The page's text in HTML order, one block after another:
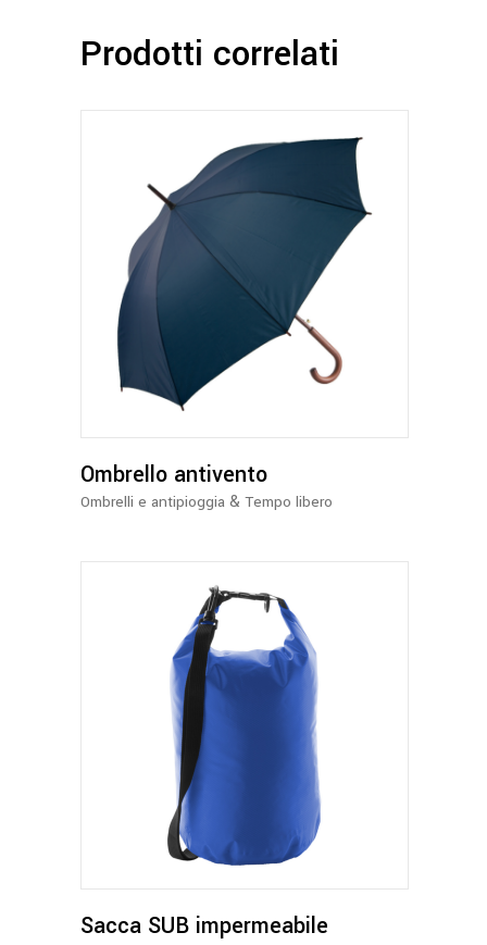
Prodotti correlati
Questo
prodotto
più
opzioni
possono
essere
del
prodotto
Ombrello antivento
Ombrelli e antipioggia & Tempo libero
varianti.
Le
opzioni
possono
Sacca SUB impermeabile